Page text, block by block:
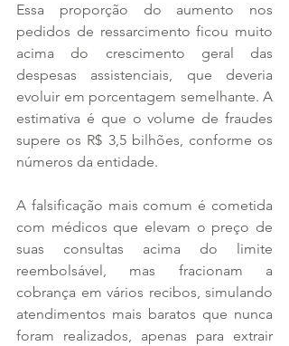
Essa proporção do aumento nos
pedidos de ressarcimento ficou muito
acima do crescimento geral das
despesas assistenciais, que deveria
evoluir em porcentagem semelhante. A
estimativa é que o volume de fraudes
supere os R$ 3,5 bilhões, conforme os
números da entidade.
A falsificação mais comum é cometida
com médicos que elevam o preço de
suas consultas acima do limite
reembolsável, mas fracionam a
cobrança em vários recibos, simulando
atendimentos mais baratos que nunca
foram realizados, apenas para extrair